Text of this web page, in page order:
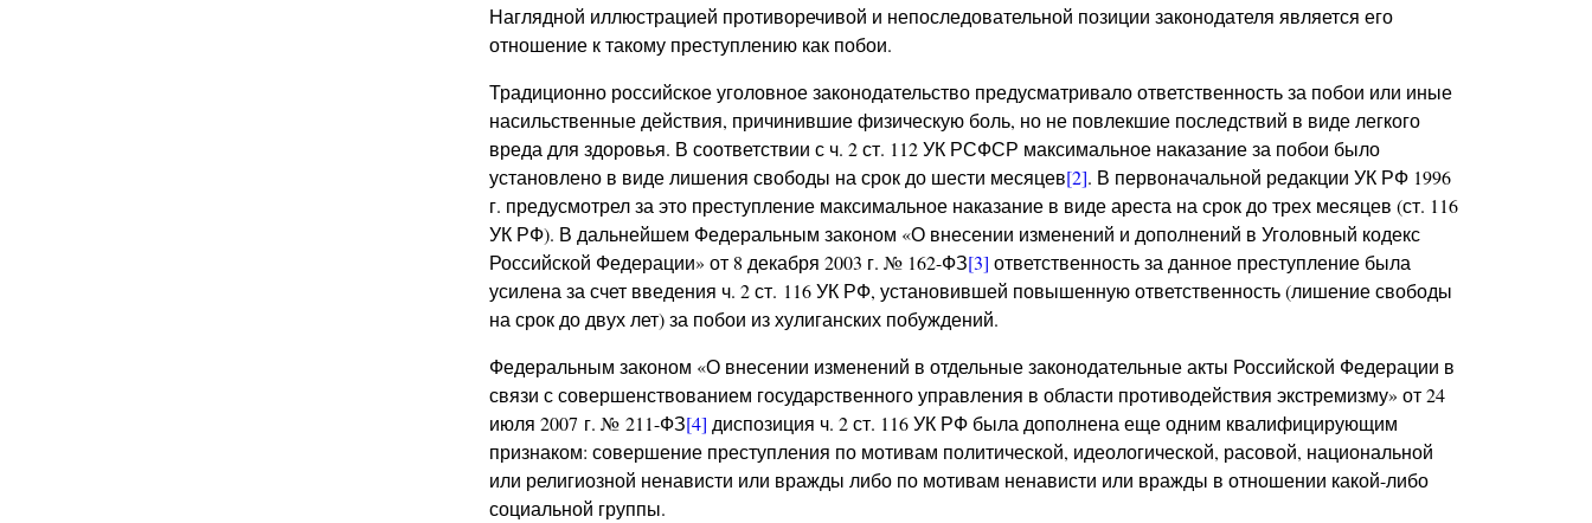
Наглядной иллюстрацией противоречивой и непоследовательной позиции законодателя является его
отношение к такому преступлению как побои.
Традиционно российское уголовное законодательство предусматривало ответственность за побои или иные
насильственные действия, причинившие физическую боль, но не повлекшие последствий в виде легкого
вреда для здоровья. В соответствии с ч. 2 ст. 112 УК РСФСР максимальное наказание за побои было
установлено в виде лишения свободы на срок до шести месяцев[2]. В первоначальной редакции УК РФ 1996
г. предусмотрел за это преступление максимальное наказание в виде ареста на срок до трех месяцев (ст. 116
УК РФ). В дальнейшем Федеральным законом «О внесении изменений и дополнений в Уголовный кодекс
Российской Федерации» от 8 декабря 2003 г. № 162-ФЗ[3] ответственность за данное преступление была
усилена за счет введения ч. 2 ст. 116 УК РФ, установившей повышенную ответственность (лишение свободы
на срок до двух лет) за побои из хулиганских побуждений.
Федеральным законом «О внесении изменений в отдельные законодательные акты Российской Федерации в
связи с совершенствованием государственного управления в области противодействия экстремизму» от 24
июля 2007 г. № 211-ФЗ[4] диспозиция ч. 2 ст. 116 УК РФ была дополнена еще одним квалифицирующим
признаком: совершение преступления по мотивам политической, идеологической, расовой, национальной
или религиозной ненависти или вражды либо по мотивам ненависти или вражды в отношении какой-либо
социальной группы.